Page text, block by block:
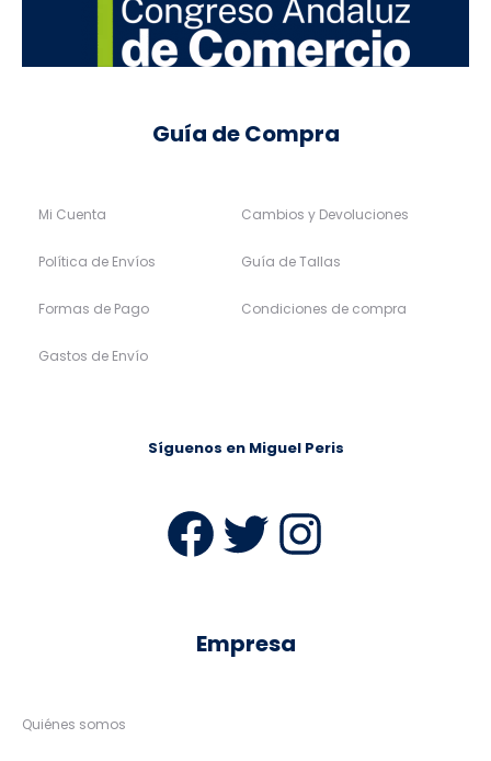
Guía de Compra
Mi Cuenta
Política de Envíos
Formas de Pago
Gastos de Envío
Cambios y Devoluciones
Guía de Tallas
Condiciones de compra
Síguenos en Miguel Peris
Facebook
Twitter
Empresa
Quiénes somos